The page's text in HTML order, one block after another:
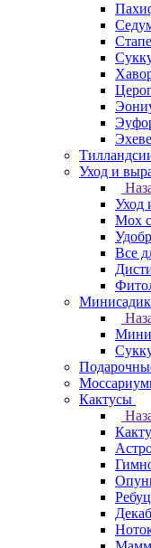
Уход и
Уход
Мох
Все
Кактусы